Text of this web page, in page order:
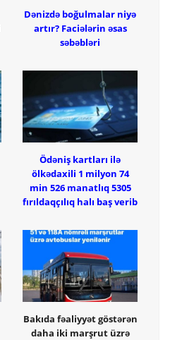
Dənizdə boğulmalar niyə
artır? Faciələrin əsas
səbəbləri
Ödəniş kartları ilə
ölkədaxili 1 milyon 74
min 526 manatlıq 5305
fırıldaqçılıq halı baş verib
Bakıda fəaliyyət göstərən
daha iki marşrut üzrə